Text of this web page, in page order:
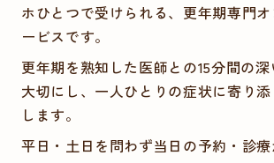
ホひとつで受けられる、更年期専門
ービスです。
更年期を熟知した医師との15分間の
大切にし、一人ひとりの症状に寄り
します。
平日・土日を問わず当日の予約・診